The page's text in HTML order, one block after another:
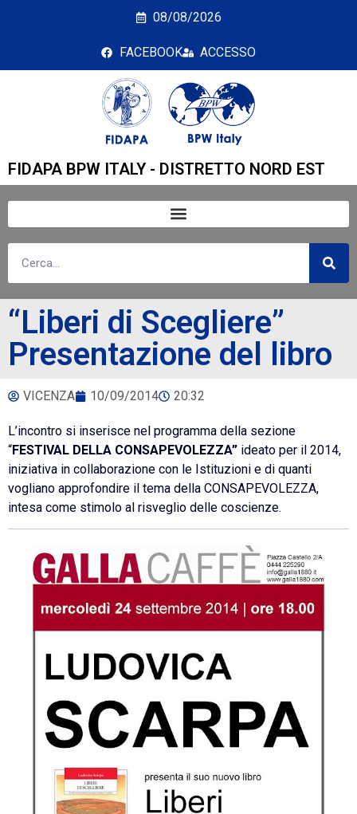
“Liberi di Scegliere”
08/08/2026
FACEBOOK ACCESSO
FIDAPA BPW ITALY - DISTRETTO NORD EST
“Liberi di Scegliere”
Presentazione del libro
VICENZA 10/09/2014 20:32
L’incontro si inserisce nel programma della sezione
“FESTIVAL DELLA CONSAPEVOLEZZA” ideato per il 2014,
iniziativa in collaborazione con le Istituzioni e di quanti
vogliano approfondire il tema della CONSAPEVOLEZZA,
intesa come stimolo al risveglio delle coscienze.